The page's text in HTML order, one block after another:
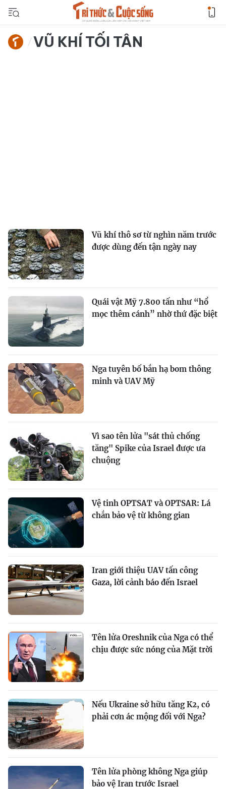
VŨ KHÍ TỐI TÂN
Vũ khí thô sơ từ nghìn năm trước
được dùng đến tận ngày nay
Quái vật Mỹ 7.800 tấn như “hổ
mọc thêm cánh” nhờ thứ đặc biệt
Nga tuyên bố bắn hạ bom thông
minh và UAV Mỹ
Vì sao tên lửa "sát thủ chống
tăng" Spike của Israel được ưa
chuộng
Vệ tinh OPTSAT và OPTSAR: Lá
chắn bảo vệ từ không gian
Iran giới thiệu UAV tấn công
Gaza, lời cảnh báo đến Israel
Tên lửa Oreshnik của Nga có thể
chịu được sức nóng của Mặt trời
Nếu Ukraine sở hữu tăng K2, có
phải cơn ác mộng đối với Nga?
Tên lửa phòng không Nga giúp
bảo vệ Iran trước Israel